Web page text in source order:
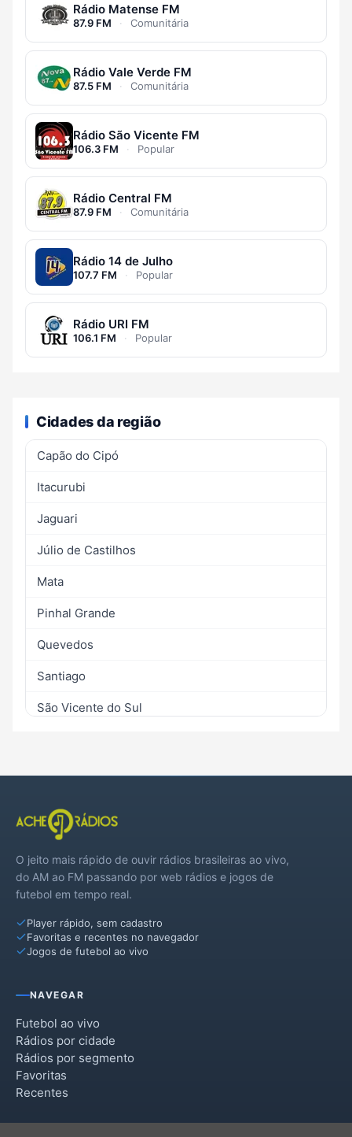
Rádio Matense FM
87.9 FM · Comunitária
Rádio Vale Verde FM
87.5 FM · Comunitária
Rádio São Vicente FM
106.3 FM · Popular
Rádio Central FM
87.9 FM · Comunitária
Rádio 14 de Julho
107.7 FM · Popular
Rádio URI FM
106.1 FM · Popular
Cidades da região
Capão do Cipó
Itacurubi
Jaguari
Júlio de Castilhos
Mata
Pinhal Grande
Quevedos
Santiago
São Vicente do Sul
O jeito mais rápido de ouvir rádios brasileiras ao vivo,
do AM ao FM passando por web rádios e jogos de
futebol em tempo real.
Player rápido, sem cadastro
Favoritas e recentes no navegador
Jogos de futebol ao vivo
NAVEGAR
Futebol ao vivo
Rádios por cidade
Rádios por segmento
Favoritas
Recentes